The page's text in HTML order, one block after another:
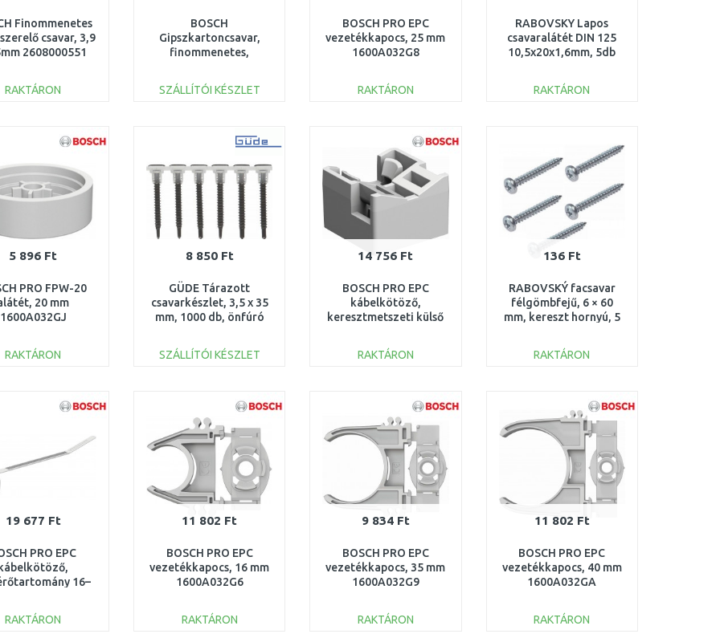
Finommenetes
csavar, 3,9
2608000551
RAKTÁRON
Összehasonlítás
BOSCH
Gipszkartoncsavar,
finommenetes,
35mm 2608000554
SZÁLLÍTÓI KÉSZLET
Összehasonlítás
BOSCH PRO EPC
vezetékkapocs, 25 mm
1600A032G8
RAKTÁRON
Összehasonlítás
RABOVSKY Lapos
csavaralátét DIN 125
10,5x20x1,6mm, 5db
RAKTÁRON
5 896 Ft
PRO FPW-20
20 mm
1600A032GJ
RAKTÁRON
Összehasonlítás
8 850 Ft
GÜDE Tárazott
csavarkészlet, 3,5 x 35
mm, 1000 db, önfúró
SZÁLLÍTÓI KÉSZLET
Összehasonlítás
14 756 Ft
BOSCH PRO EPC
kábelkötöző,
keresztmetszeti külső
1600A032GF
RAKTÁRON
Összehasonlítás
136 Ft
RABOVSKÝ facsavar
félgömbfejű, 6 × 60
mm, kereszt hornyú, 5
RAKTÁRON
Összehasonlítás
19 677 Ft
PRO EPC
16–
RAKTÁRON
11 802 Ft
BOSCH PRO EPC
vezetékkapocs, 16 mm
1600A032G6
RAKTÁRON
9 834 Ft
BOSCH PRO EPC
vezetékkapocs, 35 mm
1600A032G9
RAKTÁRON
11 802 Ft
BOSCH PRO EPC
vezetékkapocs, 40 mm
1600A032GA
RAKTÁRON